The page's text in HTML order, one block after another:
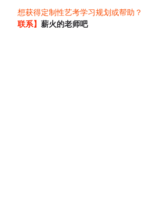
想获得定制性艺考学习规划或帮助？
联系】 薪火的老师吧